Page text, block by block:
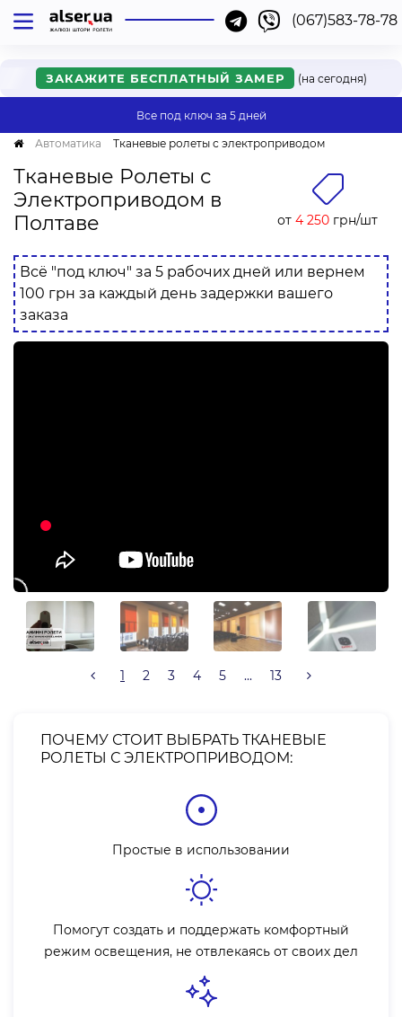
(067)583-78-78
ЗАКАЖИТЕ БЕСПЛАТНЫЙ ЗАМЕР (на сегодня)
Все под ключ за 5 дней
Автоматика Тканевые ролеты с электроприводом
Тканевые Ролеты с
Электроприводом в
Полтаве
от4 250 грн/шт
Всё "под ключ" за 5 рабочих дней или вернем
100 грн за каждый день задержки вашего
заказа
1 2 3 4 5 ... 13
ПОЧЕМУ СТОИТ ВЫБРАТЬ ТКАНЕВЫЕ
РОЛЕТЫ С ЭЛЕКТРОПРИВОДОМ:
Простые в использовании
Помогут создать и поддержать комфортный
режим освещения, не отвлекаясь от своих дел